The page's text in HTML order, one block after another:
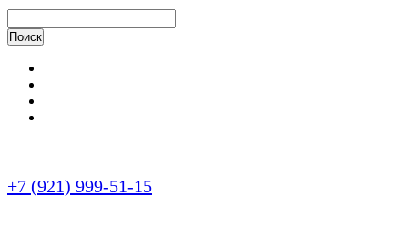
+7 (921) 999-51-15